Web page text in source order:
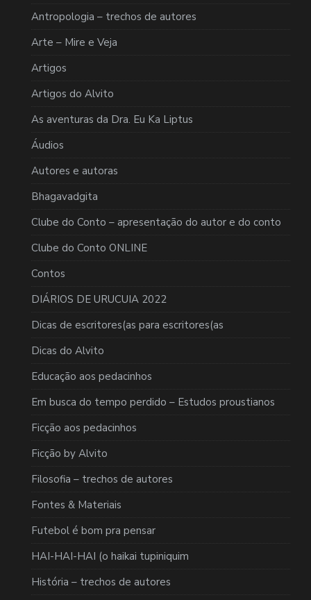
Antropologia – trechos de autores
Arte – Mire e Veja
Artigos
Artigos do Alvito
As aventuras da Dra. Eu Ka Liptus
Áudios
Autores e autoras
Bhagavadgita
Clube do Conto – apresentação do autor e do conto
Clube do Conto ONLINE
Contos
DIÁRIOS DE URUCUIA 2022
Dicas de escritores(as para escritores(as
Dicas do Alvito
Educação aos pedacinhos
Em busca do tempo perdido – Estudos proustianos
Ficção aos pedacinhos
Ficção by Alvito
Filosofia – trechos de autores
Fontes & Materiais
Futebol é bom pra pensar
HAI-HAI-HAI (o haikai tupiniquim
História – trechos de autores